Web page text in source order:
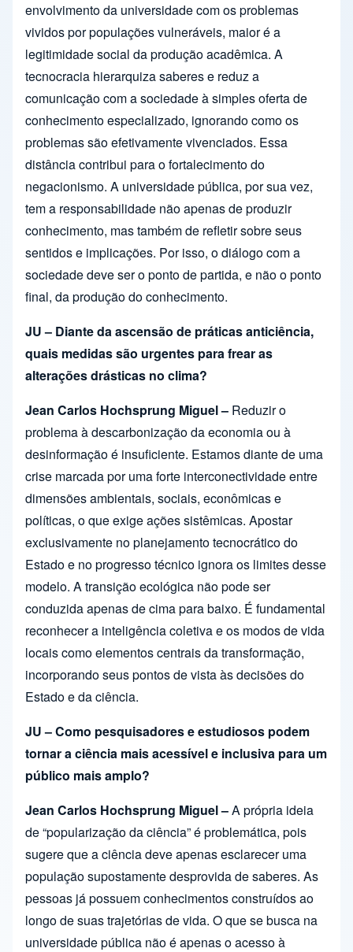
envolvimento da universidade com os problemas
vividos por populações vulneráveis, maior é a
legitimidade social da produção acadêmica. A
tecnocracia hierarquiza saberes e reduz a
comunicação com a sociedade à simples oferta de
conhecimento especializado, ignorando como os
problemas são efetivamente vivenciados. Essa
distância contribui para o fortalecimento do
negacionismo. A universidade pública, por sua vez,
tem a responsabilidade não apenas de produzir
conhecimento, mas também de refletir sobre seus
sentidos e implicações. Por isso, o diálogo com a
sociedade deve ser o ponto de partida, e não o ponto
final, da produção do conhecimento.
JU – Diante da ascensão de práticas anticiência,
quais medidas são urgentes para frear as
alterações drásticas no clima?
Jean Carlos Hochsprung Miguel – Reduzir o
problema à descarbonização da economia ou à
desinformação é insuficiente. Estamos diante de uma
crise marcada por uma forte interconectividade entre
dimensões ambientais, sociais, econômicas e
políticas, o que exige ações sistêmicas. Apostar
exclusivamente no planejamento tecnocrático do
Estado e no progresso técnico ignora os limites desse
modelo. A transição ecológica não pode ser
conduzida apenas de cima para baixo. É fundamental
reconhecer a inteligência coletiva e os modos de vida
locais como elementos centrais da transformação,
incorporando seus pontos de vista às decisões do
Estado e da ciência.
JU – Como pesquisadores e estudiosos podem
tornar a ciência mais acessível e inclusiva para um
público mais amplo?
Jean Carlos Hochsprung Miguel –A própria ideia
de “popularização da ciência” é problemática, pois
sugere que a ciência deve apenas esclarecer uma
população supostamente desprovida de saberes. As
pessoas já possuem conhecimentos construídos ao
longo de suas trajetórias de vida. O que se busca na
universidade pública não é apenas o acesso à